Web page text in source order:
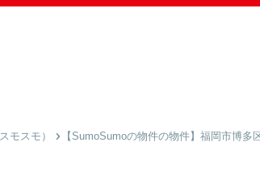
モスモ） 【SumoSumoの物件の物件】福岡市博多